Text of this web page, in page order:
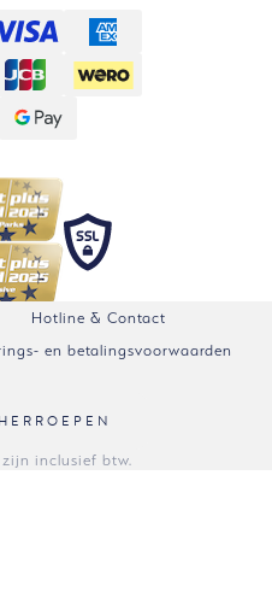
Hotline & Contact
en betalingsvoorwaarden
inclusief btw.